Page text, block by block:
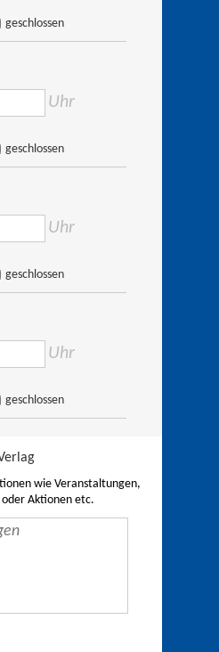
geschlossen
Uhr
geschlossen
Uhr
geschlossen
Uhr
geschlossen
wie Veranstaltungen,
Aktionen etc.